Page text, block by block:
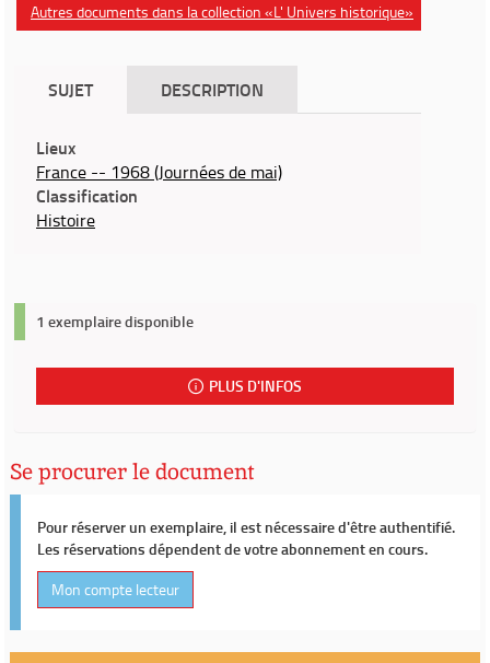
Autres documents dans la collection «L' Univers historique»
SUJET DESCRIPTION
Lieux
France -- 1968 (Journées de mai)
Classification
Histoire
1 exemplaire disponible
PLUS D'INFOS
Se procurer le document
Pour réserver un exemplaire, il est nécessaire d'être authentifié.
Les réservations dépendent de votre abonnement en cours.
Mon compte lecteur